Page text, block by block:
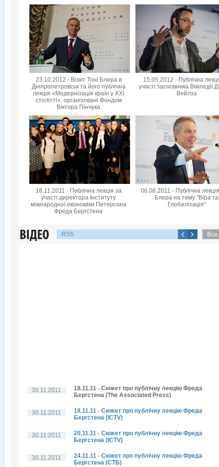
23.10.2012 - Візит Тоні Блера в
Дніпропетровськ та його публічна
лекція «Модернізація країн у XXI
столітті», організовані Фондом
Віктора Пінчука
15.05.2012 - Публічна
участі засновника Вікіпедії
Вейлза
18.11.2011 - Публічна лекція за
участі директора Інституту
міжнародної економіки Петерсона
Фреда Бергстена
06.06.2011 - Публічна
Блера на тему "Віра та
Глобалізація"
RSS
30.11.2011
18.11.11 - Сюжет про публічну лекцію Фреда
Бергстена (The Associated Press)
30.11.2011
18.11.11 - Сюжет про публічну лекцію Фреда
Бергстена (ICTV)
30.11.2011
20.11.11 - Сюжет про публічну лекцію Фреда
Бергстена (ICTV)
30.11.2011
24.11.11 - Сюжет про публічну лекцію Фреда
Бергстена (СТБ)